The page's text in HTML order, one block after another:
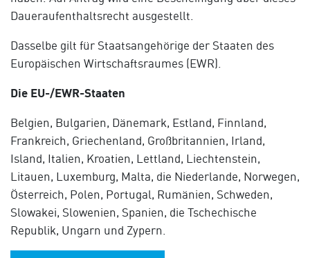
Daueraufenthaltsrecht ausgestellt.
Dasselbe gilt für Staatsangehörige der Staaten des
Europäischen Wirtschaftsraumes (EWR).
Die EU-/EWR-Staaten
Belgien, Bulgarien, Dänemark, Estland, Finnland,
Frankreich, Griechenland, Großbritannien, Irland,
Island, Italien, Kroatien, Lettland, Liechtenstein,
Litauen, Luxemburg, Malta, die Niederlande, Norwegen,
Österreich, Polen, Portugal, Rumänien, Schweden,
Slowakei, Slowenien, Spanien, die Tschechische
Republik, Ungarn und Zypern.